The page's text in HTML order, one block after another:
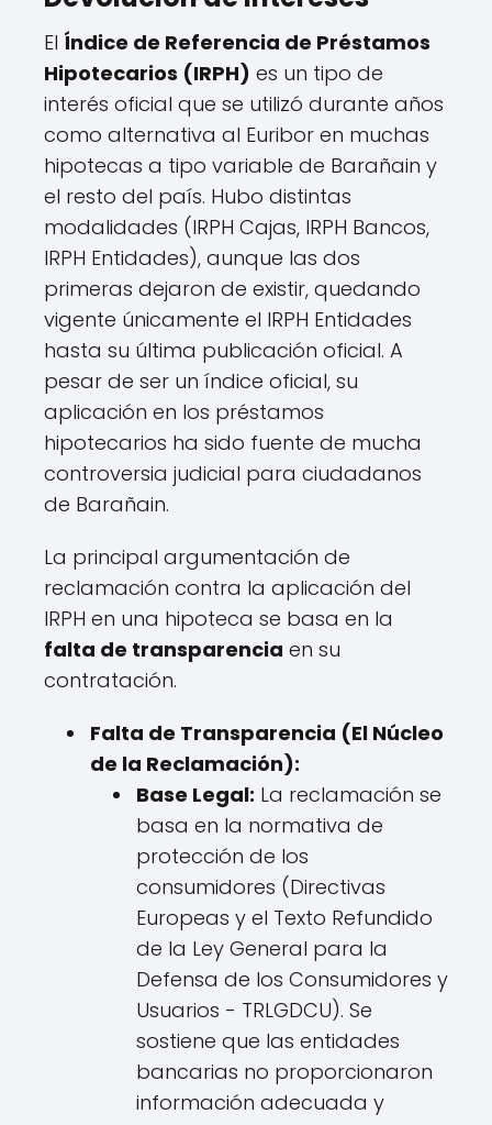
El Índice de Referencia de Préstamos
Hipotecarios (IRPH) es un tipo de
interés oficial que se utilizó durante años
como alternativa al Euribor en muchas
hipotecas a tipo variable de Barañain y
el resto del país. Hubo distintas
modalidades (IRPH Cajas, IRPH Bancos,
IRPH Entidades), aunque las dos
primeras dejaron de existir, quedando
vigente únicamente el IRPH Entidades
hasta su última publicación oficial. A
pesar de ser un índice oficial, su
aplicación en los préstamos
hipotecarios ha sido fuente de mucha
controversia judicial para ciudadanos
de Barañain.
La principal argumentación de
reclamación contra la aplicación del
IRPH en una hipoteca se basa en la
falta de transparencia en su
contratación.
Falta de Transparencia (El Núcleo
de la Reclamación):
Base Legal: La reclamación se
basa en la normativa de
protección de los
consumidores (Directivas
Europeas y el Texto Refundido
de la Ley General para la
Defensa de los Consumidores y
Usuarios - TRLGDCU). Se
sostiene que las entidades
bancarias no proporcionaron
información adecuada y